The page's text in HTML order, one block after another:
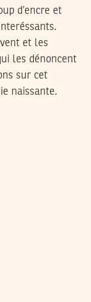
d’encre et
et les
les dénoncent
sur cet
naissante.